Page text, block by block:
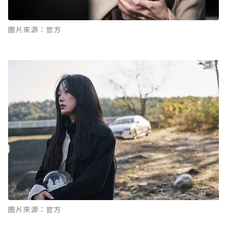
圖片來源：官方
圖片來源：官方